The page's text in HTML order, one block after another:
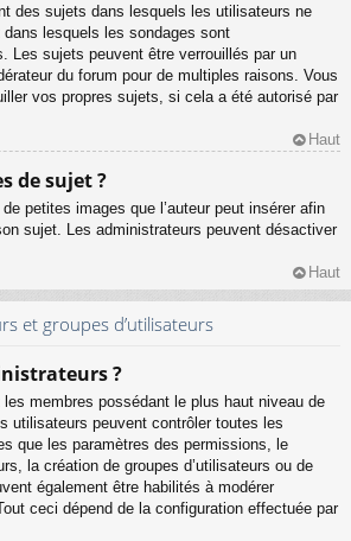
des sujets dans lesquels les utilisateurs ne
lesquels les sondages sont
Les sujets peuvent être verrouillés par un
du forum pour de multiples raisons. Vous
vos propres sujets, si cela a été autorisé par
Haut
de sujet ?
petites images que l’auteur peut insérer afin
sujet. Les administrateurs peuvent désactiver
Haut
et groupes d’utilisateurs
?
membres possédant le plus haut niveau de
utilisateurs peuvent contrôler toutes les
que les paramètres des permissions, le
la création de groupes d’utilisateurs ou de
également être habilités à modérer
ceci dépend de la configuration effectuée par